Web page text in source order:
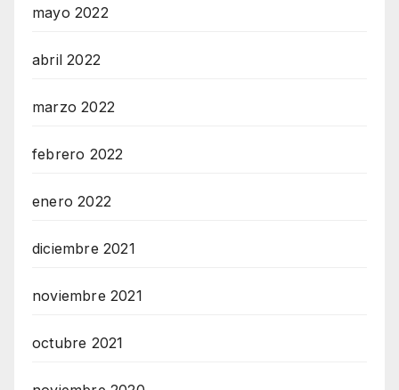
mayo 2022
abril 2022
marzo 2022
febrero 2022
enero 2022
diciembre 2021
noviembre 2021
octubre 2021